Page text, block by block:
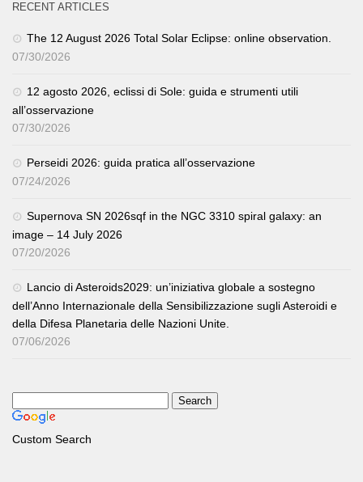
RECENT ARTICLES
The 12 August 2026 Total Solar Eclipse: online observation.
07/30/2026
12 agosto 2026, eclissi di Sole: guida e strumenti utili
all’osservazione
07/30/2026
Perseidi 2026: guida pratica all’osservazione
07/24/2026
Supernova SN 2026sqf in the NGC 3310 spiral galaxy: an
image – 14 July 2026
07/20/2026
Lancio di Asteroids2029: un’iniziativa globale a sostegno
dell’Anno Internazionale della Sensibilizzazione sugli Asteroidi e
della Difesa Planetaria delle Nazioni Unite.
07/06/2026
Custom Search